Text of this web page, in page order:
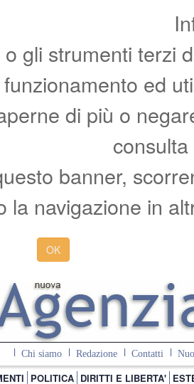
gli strumenti terzi
ed
di più o
banner,
la navigazione in
OK
Chi siamo Redazione Contatti
POLITICA DIRITTI E LIBERTA'